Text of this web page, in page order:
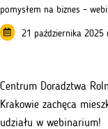
pomysłem na biznes –
21 października 2025
Centrum Doradztwa
Krakowie zachęca
udziału w webinarium!